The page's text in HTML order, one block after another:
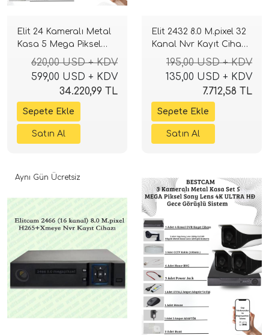
Elit 24 Kameralı Metal
Kasa 5 Mega Piksel
Sony Lensli 4K Ultra
HD Güvenlik Sistemi
620,00 USD + KDV
599,00 USD + KDV
34.220,99 TL
Elit 2432 8.0 M.pixel 32
Kanal Nvr Kayıt Cihazı
H265+ xmeye
195,00 USD + KDV
135,00 USD + KDV
7.712,58 TL
Aynı Gün Ücretsiz